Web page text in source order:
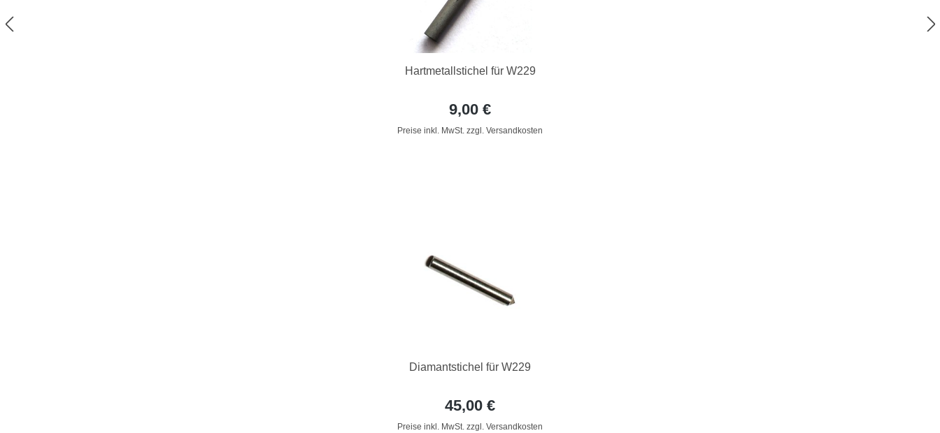
Hartmetallstichel für W229
9,00 €
Preise inkl. MwSt. zzgl. Versandkosten
Diamantstichel für W229
45,00 €
Preise inkl. MwSt. zzgl. Versandkosten